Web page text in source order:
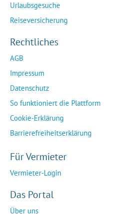
Urlaubsgesuche
Reiseversicherung
Rechtliches
AGB
Impressum
Datenschutz
So funktioniert die Plattform
Cookie-Erklärung
Barrierefreiheitserklärung
Für Vermieter
Vermieter-Login
Das Portal
Über uns